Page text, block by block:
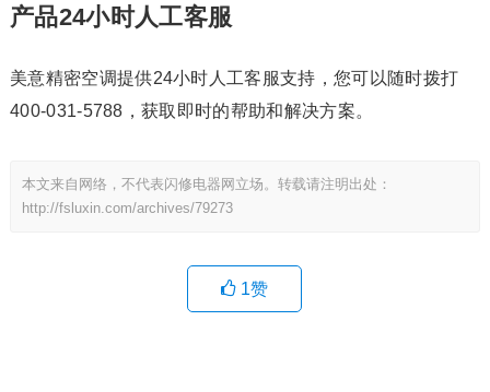
产品24小时人工客服
美意精密空调提供24小时人工客服支持，您可以随时拨打
400-031-5788，获取即时的帮助和解决方案。
本文来自网络，不代表闪修电器网立场。转载请注明出处：
http://fsluxin.com/archives/79273
1赞